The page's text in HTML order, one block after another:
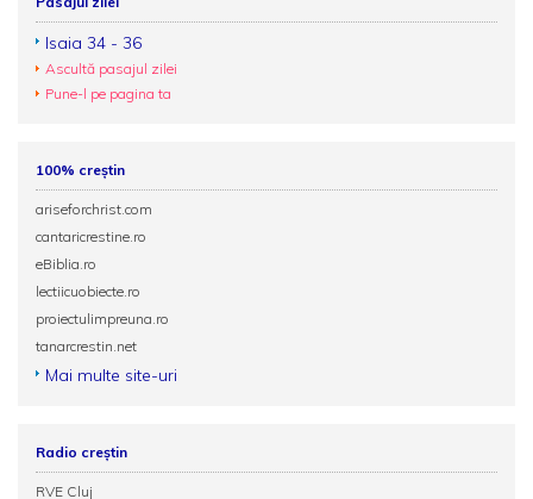
Isaia 34 - 36
Ascultă pasajul zilei
Pune-l pe pagina ta
100% creștin
ariseforchrist.com
cantaricrestine.ro
eBiblia.ro
lectiicuobiecte.ro
proiectulimpreuna.ro
tanarcrestin.net
Mai multe site-uri
Radio creștin
RVE Cluj